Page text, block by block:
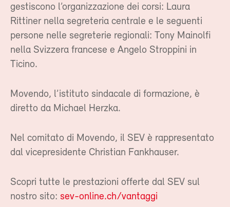
gestiscono l’organizzazione dei corsi: Laura
Rittiner nella segreteria centrale e le seguenti
persone nelle segreterie regionali: Tony Mainolfi
nella Svizzera francese e Angelo Stroppini in
Ticino.
Movendo, l’istituto sindacale di formazione, è
diretto da Michael Herzka.
Nel comitato di Movendo, il SEV è rappresentato
dal vicepresidente Christian Fankhauser.
Scopri tutte le prestazioni offerte dal SEV sul
nostro sito: sev-online.ch/vantaggi